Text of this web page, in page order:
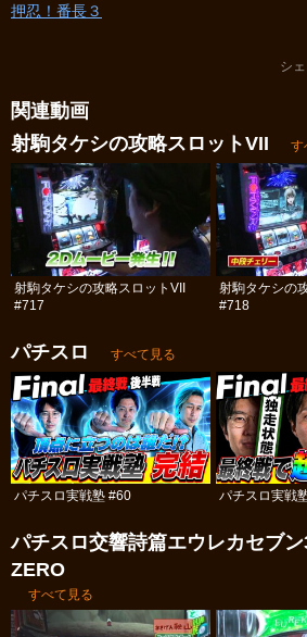
押忍！番長３
シ
関連動画
射駒タケシの攻略スロットVII
す
射駒タケシの攻略スロットVII
#717
射駒タケシの
#718
パチスロ すべて見る
パチスロ実戦塾 #60 パチスロ実戦
パチスロ交響詩篇エウレカセブ
ZERO
すべて見る